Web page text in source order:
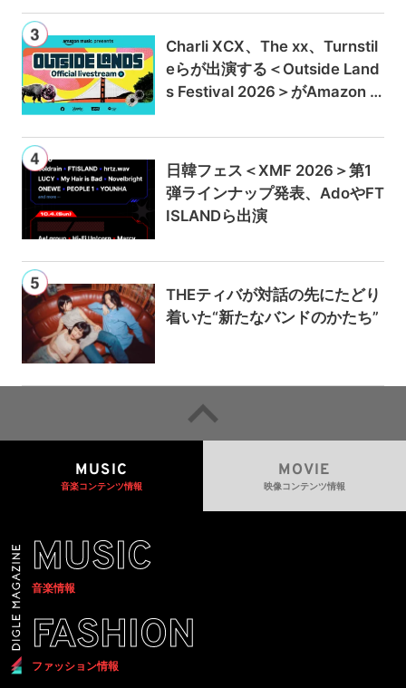
Charli XCX、The xx、Turnstil
eらが出演する＜Outside Land
s Festival 2026＞がAmazon M
ブ配信
日韓フェス＜XMF 2026＞第1
弾ラインナップ発表、AdoやFT
ISLANDら出演
THEティバが対話の先にたどり
着いた“新たなバンドのかたち”
MUSIC
音楽コンテンツ情報
MOVIE
映像コンテンツ情報
MUSIC
音楽情報
FASHION
ファッション情報